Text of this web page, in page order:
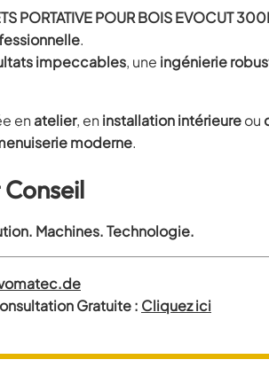
PORTATIVE POUR BOIS EVOCUT
.
impeccables, une ingénierie
en atelier, en installation intérieureou
moderne.
Machines. Technologie.
Gratuite : Cliquez ici